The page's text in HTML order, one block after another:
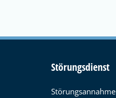
Störungsdienst